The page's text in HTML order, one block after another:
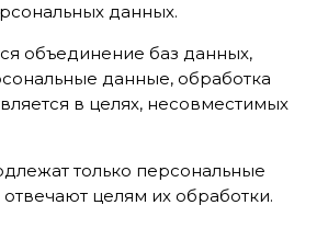
данных.
объединение баз данных,
данные, обработка
в целях, несовместимых
только персональные
целям их обработки.